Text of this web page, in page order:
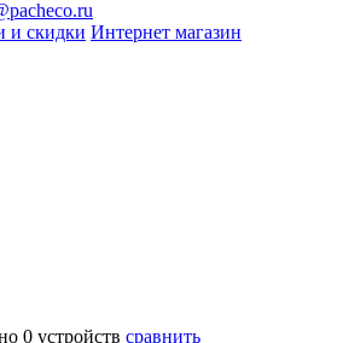
и скидки Интернет магазин
0 устройств сравнить